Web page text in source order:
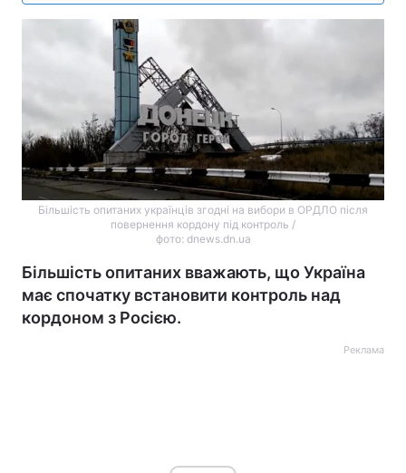
Більшість опитаних українців згодні на вибори в ОРДЛО після
повернення кордону під контроль /
фото: dnews.dn.ua
Більшість опитаних вважають, що Україна
має спочатку встановити контроль над
кордоном з Росією.
Реклама